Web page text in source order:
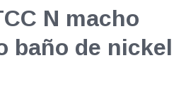
N macho
baño de nickel